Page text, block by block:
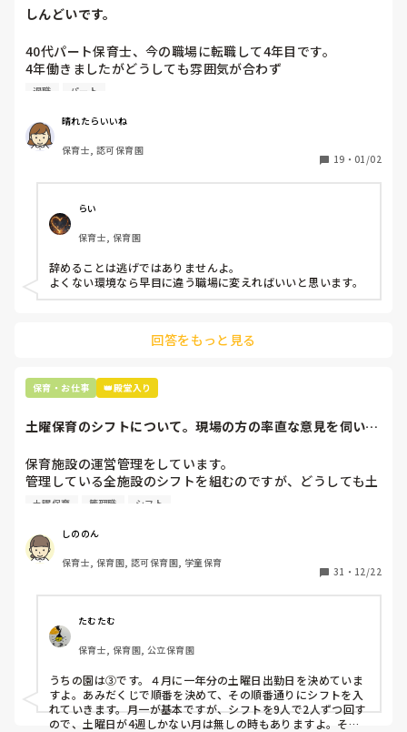
しんどいです。
40代パート保育士、今の職場に転職して4年目です。
4年働きましたがどうしても雰囲気が合わず
退職しようと思っています。
周りの職員は、勤続10年以上から何十年という先生がほとん
どです。
保護者子どもの愚痴悪口が多く、
今で言う不適切保育も
仕方ないよね
もう何も言わずに
子どもの言いなりになればいいんだね
などいう意見で…
上の先生に相談することは難しそうです。
最後の職場にしようと思っていましたが
辞めることは逃げ、と、過去辞めた人も何年も言われ続けて
います
退職 パート
晴れたらいいね
保育士, 認可保育園
19 ・ 01/02
らい
保育士, 保育園
辞めることは逃げではありませんよ。
よくない環境なら早目に違う職場に変えればいいと思います。
回答をもっと見る
保育・お仕事 👑殿堂入り
土曜保育のシフトについて。現場の方の率直な意見を伺いた
保育施設の運営管理をしています。
管理している全施設のシフトを組むのですが、どうしても土
曜保育だけは入れる方が少なく、いつも苦労しています。
て入職しているはずですが、いざ勤務が始まると一日も土曜
出勤が出来ない方ばかりです。
①土曜日の希望休は2日まで、と制限をかける
②毎月、必ず土曜保育に入ることのできる日を1日だけピッ
クアップしてもらう
③仮シフトが出た時、土曜出勤が難しければ自身で代わりの
人を交渉して見つけてもらう
上記のいずれかの対策を取り入れることを考えています。
土曜保育 管理職 シフト
しののん
保育士, 保育園, 認可保育園, 学童保育
31 ・ 12/22
たむたむ
保育士, 保育園, 公立保育園
うちの園は③です。４月に一年分の土曜日出勤日を決めていま
すよ。あみだくじで順番を決めて、その順番通りにシフトを入
れていきます。月一が基本ですが、シフトを9人で2人ずつ回す
ので、土曜日が4週しかない月は無しの時もありますよ。その